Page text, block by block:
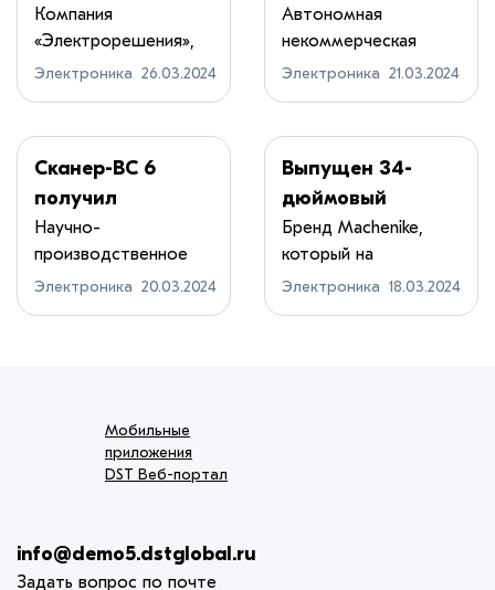
Power SW900G4-
33 мощностью до
200 кВт
Компания
«Электрорешения»,
производящая
Электроника 26.03.2024
серверов и СХД
отечественными
могут изменить
Автономная
некоммерческая
организация
Электроника 21.03.2024
Сканер-ВС 6
получил
сертификат
ФСТЭК России по
4-му уровню
доверия
Научно-
производственное
объединение
Электроника 20.03.2024
Выпущен 34-
дюймовый
монитор
Machenike
MK34QGSN2 за
270 долларов
Бренд Machenike,
который на
территорию России
Электроника 18.03.2024
Мобильные
приложения
DST Веб-портал
info@demo5.dstglobal.ru
Задать вопрос по почте